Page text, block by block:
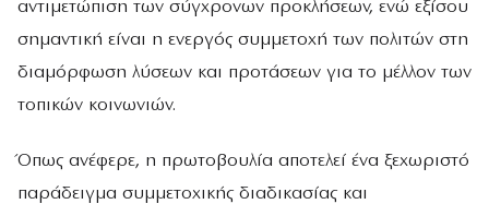
αντιμετώπιση των σύγχρονων προκλήσεων, ενώ εξίσου
σημαντική είναι η ενεργός συμμετοχή των πολιτών στη
διαμόρφωση λύσεων και προτάσεων για το μέλλον των
τοπικών κοινωνιών.
Όπως ανέφερε, η πρωτοβουλία αποτελεί ένα ξεχωριστό
παράδειγμα συμμετοχικής διαδικασίας και